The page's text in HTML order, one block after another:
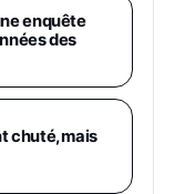
Go,
Inclus,
Version FR
enquête
des
chuté, mais